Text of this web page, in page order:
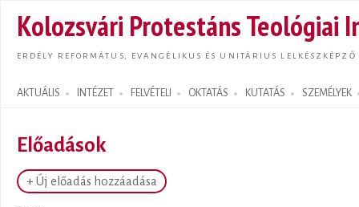
Kolozsvári Protestáns Teológiai
ERDÉLY REFORMÁTUS, EVANGÉLIKUS ÉS UNITÁRIUS LELKÉSZKÉPZŐ
AKTUÁLIS INTÉZET FELVÉTELI OKTATÁS KUTATÁS SZEMÉLYEK
Search form
Előadások
+ Új előadás hozzáadása